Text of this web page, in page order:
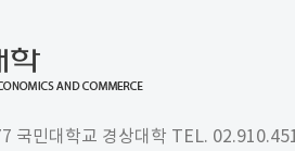
국민대학교 경상대학 TEL.